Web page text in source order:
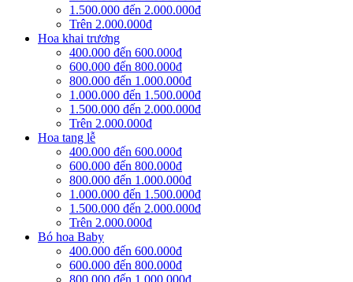
1.500.000 đến 2.000.000đ
Trên 2.000.000đ
Hoa khai trương
400.000 đến 600.000đ
600.000 đến 800.000đ
800.000 đến 1.000.000đ
1.000.000 đến 1.500.000đ
1.500.000 đến 2.000.000đ
Trên 2.000.000đ
Hoa tang lễ
400.000 đến 600.000đ
600.000 đến 800.000đ
800.000 đến 1.000.000đ
1.000.000 đến 1.500.000đ
1.500.000 đến 2.000.000đ
Trên 2.000.000đ
Bó hoa Baby
400.000 đến 600.000đ
600.000 đến 800.000đ
800.000 đến 1.000.000đ